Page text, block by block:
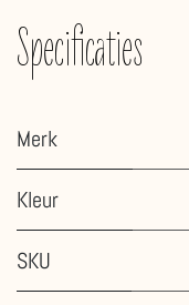
Specificaties
Merk
Kleur
SKU